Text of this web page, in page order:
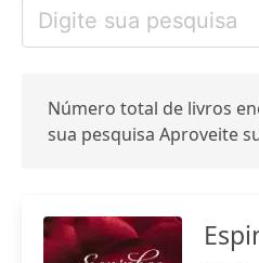
Número total de livros
sua pesquisa Aproveite